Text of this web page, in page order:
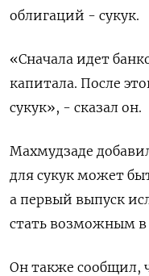
облигаций - сукук.
«Сначала идет
капитала. После
сукук», - сказал он.
Махмудзаде
для ​сукук может
а первый выпуск
стать возможным в
Он также сообщил,